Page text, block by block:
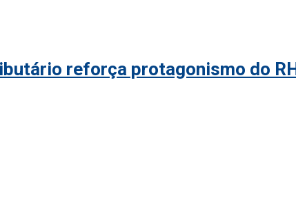
reforça protagonismo do